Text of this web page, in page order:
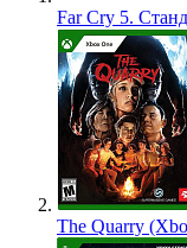
Far Cry 5.
The Quarry